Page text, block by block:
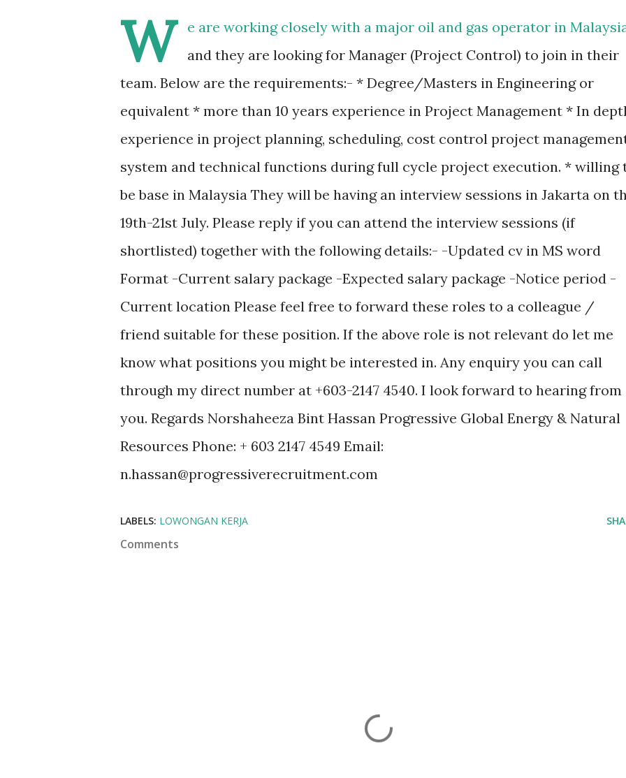
W
e are working closely with a major oil and gas operator in
and they are looking for Manager (Project Control) to join in their
team. Below are the requirements:- * Degree/Masters in Engineering or
equivalent * more than 10 years experience in Project Management * In
experience in project planning, scheduling, cost control project
system and technical functions during full cycle project execution. * willing
be base in Malaysia They will be having an interview sessions in Jakarta on
19th-21st July. Please reply if you can attend the interview sessions (if
shortlisted) together with the following details:- -Updated cv in MS word
Format -Current salary package -Expected salary package -Notice period -
Current location Please feel free to forward these roles to a colleague /
friend suitable for these position. If the above role is not relevant do let me
know what positions you might be interested in. Any enquiry you can call
through my direct number at +603-2147 4540. I look forward to hearing from
you. Regards Norshaheeza Bint Hassan Progressive Global Energy & Natural
Resources Phone: + 603 2147 4549 Email:
n.hassan@progressiverecruitment.com
LABELS: LOWONGAN KERJA
Comments